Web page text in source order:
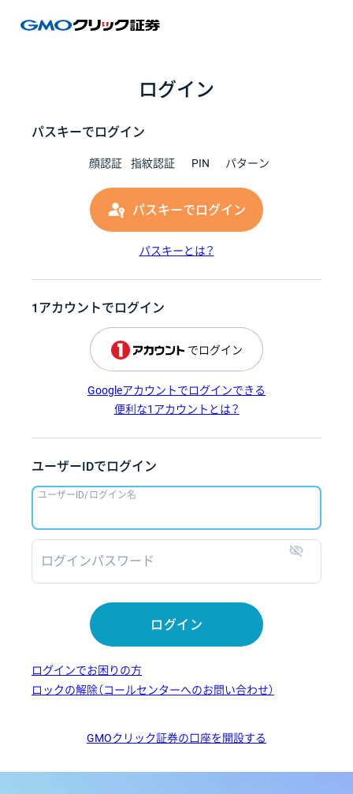
ログイン
パスキーでログイン
顔認証 指紋認証 PIN パターン
パスキーでログイン
パスキーとは？
1アカウントでログイン
でログイン
Googleアカウントでログインできる
便利な1アカウントとは？
ユーザーIDでログイン
ユーザーID/ログイン名
ログインパスワード
ログイン
ログインでお困りの方
ロックの解除（コールセンターへのお問い合わせ）
GMOクリック証券の口座を開設する